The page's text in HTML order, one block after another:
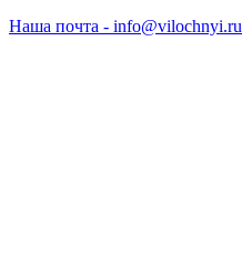
Наша почта - info@vilochnyi.ru